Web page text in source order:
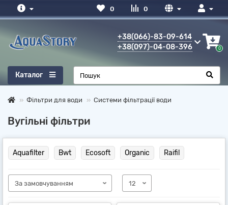
0
0
+38(066)-83-09-614
+38(097)-04-08-396
0
Каталог
Фільтри для води Системи фільтрації води
Вугільні фільтри
Aquafilter Bwt Ecosoft Organic Raifil